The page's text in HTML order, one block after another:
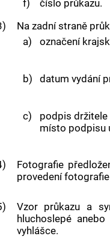
f)
číslo průkazu.
Na zadní straně
a)
označení
b) datum vydání
c) podpis
místo podpisu
Fotografie
provedení
Vzor průkazu a
hluchoslepé
vyhlášce.